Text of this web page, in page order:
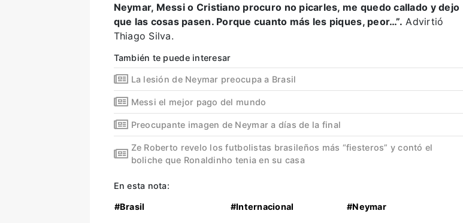
Neymar, Messi o Cristiano procuro no picarles, me quedo callado y dejo
que las cosas pasen. Porque cuanto más les piques, peor…”. Advirtió
Thiago Silva.
También te puede interesar
La lesión de Neymar preocupa a Brasil
Messi el mejor pago del mundo
Preocupante imagen de Neymar a días de la final
Ze Roberto revelo los futbolistas brasileños más “fiesteros” y contó el
boliche que Ronaldinho tenia en su casa
En esta nota:
#Brasil #Internacional #Neymar